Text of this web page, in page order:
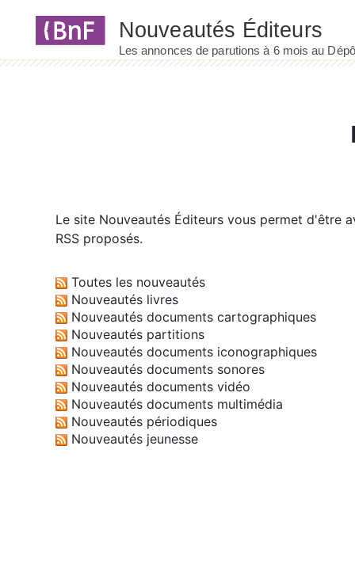
Le site Nouveautés Éditeurs vous permet d'être
RSS proposés.
Toutes les nouveautés
Nouveautés livres
Nouveautés documents cartographiques
Nouveautés partitions
Nouveautés documents iconographiques
Nouveautés documents sonores
Nouveautés documents vidéo
Nouveautés documents multimédia
Nouveautés périodiques
Nouveautés jeunesse